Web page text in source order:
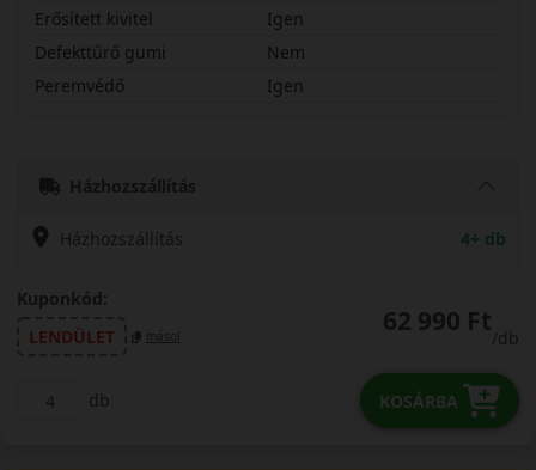
Erősített kivitel
Igen
Defekttűrő gumi
Nem
Peremvédő
Igen
Házhozszállítás
Házhozszállítás 4+ db
Kuponkód:
LENDÜLET
másol 62 990 Ft
/db
db KOSÁRBA